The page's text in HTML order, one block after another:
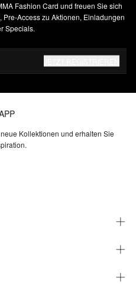
Fashion Card und freuen Sie sich
Access zu Aktionen, Einladungen
Specials.
Kollektionen und erhalten Sie